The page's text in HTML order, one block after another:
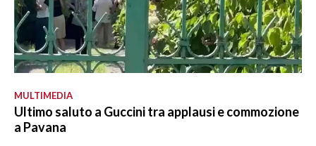
MULTIMEDIA
Ultimo saluto a Guccini tra applausi e commozione
a Pavana